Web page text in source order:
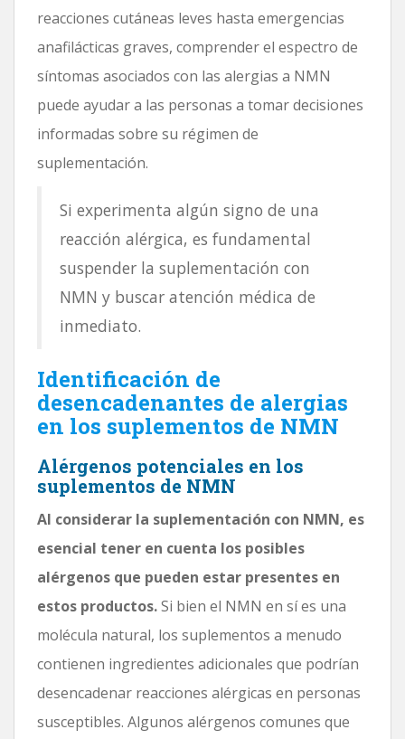
reacciones cutáneas leves hasta emergencias
anafilácticas graves, comprender el espectro de
síntomas asociados con las alergias a NMN
puede ayudar a las personas a tomar decisiones
informadas sobre su régimen de
suplementación.
Si experimenta algún signo de una
reacción alérgica, es fundamental
suspender la suplementación con
NMN y buscar atención médica de
inmediato.
Identificación de
desencadenantes de alergias
en los suplementos de NMN
Alérgenos potenciales en los
suplementos de NMN
Al considerar la suplementación con NMN, es
esencial tener en cuenta los posibles
alérgenos que pueden estar presentes en
estos productos.Si bien el NMN en sí es una
molécula natural, los suplementos a menudo
contienen ingredientes adicionales que podrían
desencadenar reacciones alérgicas en personas
susceptibles. Algunos alérgenos comunes que